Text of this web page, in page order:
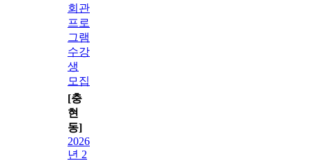
회관
프로
그램
수강
생
모집
[충
현
동]
2026
년 2